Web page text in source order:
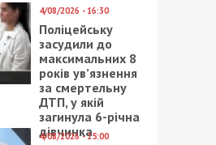
4/08/2026 - 16:30
Поліцейську
засудили до
максимальних 8
років ув’язнення
за смертельну
ДТП, у якій
загинула 6-річна
дівчинка
4/08/2026 - 15:00